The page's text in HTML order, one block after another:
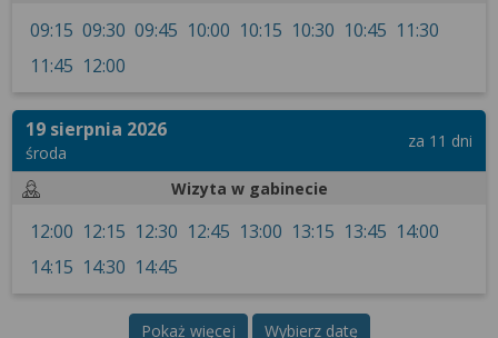
09:15 09:30 09:45 10:00 10:15 10:30 10:45 11:30
11:45 12:00
19 sierpnia 2026
środa
za 11 dni
Wizyta w gabinecie
12:00 12:15 12:30 12:45 13:00 13:15 13:45 14:00
14:15 14:30 14:45
Pokaż więcej Wybierz datę
narzędzi zewnętrznych w naszym serwisie
znajdziesz w Regulaminie Serwisu.